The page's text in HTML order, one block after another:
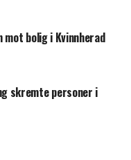
bolig i Kvinnherad
skremte personer i